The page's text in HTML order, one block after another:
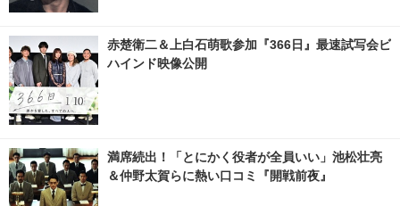
赤楚衛二＆上白石萌歌参加『366日』最速試写会ビ
ハインド映像公開
満席続出！「とにかく役者が全員いい」池松壮亮
＆仲野太賀らに熱い口コミ『開戦前夜』